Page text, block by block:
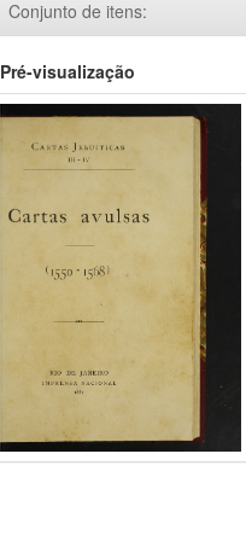
Conjunto de itens:
Pré-visualização